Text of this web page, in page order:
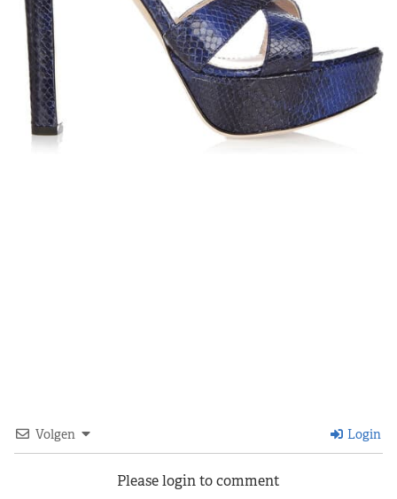
Volgen Login
Please login to comment